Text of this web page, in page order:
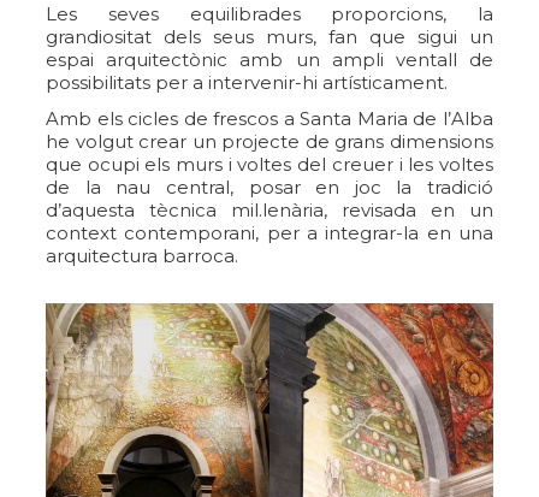
Les seves equilibrades proporcions, la
grandiositat dels seus murs, fan que sigui un
espai arquitectònic amb un ampli ventall de
possibilitats per a intervenir-hi artísticament.
Amb els cicles de frescos a Santa Maria de l’Alba
he volgut crear un projecte de grans dimensions
que ocupi els murs i voltes del creuer i les voltes
de la nau central, posar en joc la tradició
d’aquesta tècnica mil.lenària, revisada en un
context contemporani, per a integrar-la en una
arquitectura barroca.